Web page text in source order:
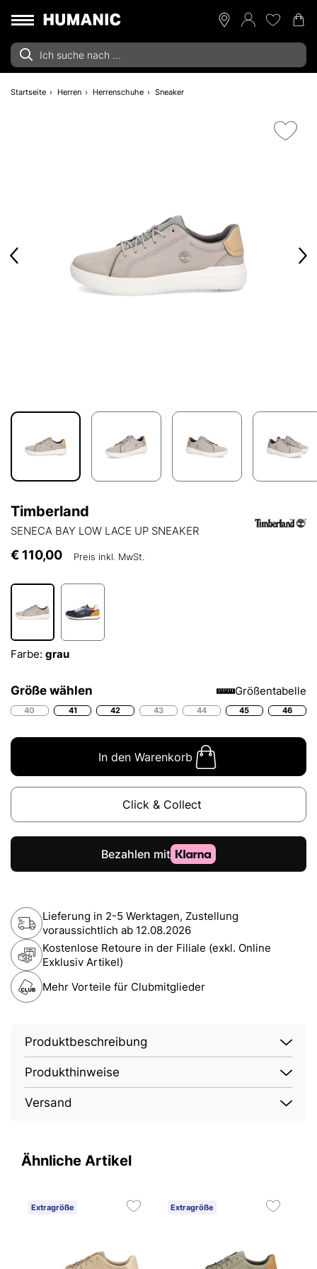
Startseite Herren Herrenschuhe Sneaker
Timberland
SENECA BAY LOW LACE UP SNEAKER
€ 110,00 Preis inkl. MwSt.
Farbe: grau
Größe wählen Größentabelle
40 41 42 43 44 45 46
In den Warenkorb
Click & Collect
Lieferung in 2-5 Werktagen, Zustellung
voraussichtlich ab 12.08.2026
Kostenlose Retoure in der Filiale (exkl. Online
Exklusiv Artikel)
Mehr Vorteile für Clubmitglieder
Produktbeschreibung
Produkthinweise
Versand
Ähnliche Artikel
Extragröße Extragröße